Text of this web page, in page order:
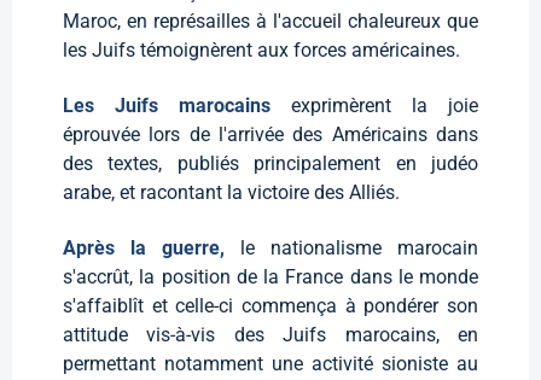
Maroc, en représailles à l'accueil chaleureux que
les Juifs témoignèrent aux forces américaines.
Les Juifs marocains exprimèrent la joie
éprouvée lors de l'arrivée des Américains dans
des textes, publiés principalement en judéo
arabe, et racontant la victoire des Alliés.
Après la guerre, le nationalisme marocain
s'accrût, la position de la France dans le monde
s'affaiblît et celle-ci commença à pondérer son
attitude vis-à-vis des Juifs marocains, en
permettant notamment une activité sioniste au